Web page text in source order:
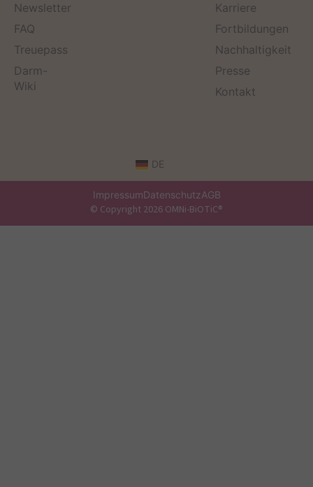
Newsletter
FAQ
Treuepass
Darm-
Wiki
Karriere
Fortbildungen
Nachhaltigkeit
Presse
Kontakt
DE
ImpressumDatenschutzAGB
© Copyright 2026 OMNi-BiOTiC®